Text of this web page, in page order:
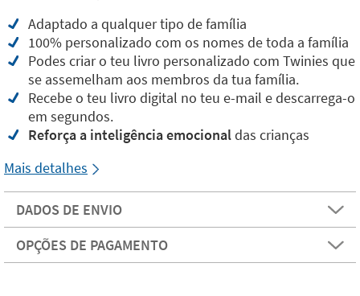
Adaptado a qualquer tipo de família
100% personalizado com os nomes de toda a família
Podes criar o teu livro personalizado com Twinies que
se assemelham aos membros da tua família.
Recebe o teu livro digital no teu e-mail e descarrega-o
em segundos.
Reforça a inteligência emocionaldas crianças
Mais detalhes
DADOS DE ENVIO
OPÇÕES DE PAGAMENTO